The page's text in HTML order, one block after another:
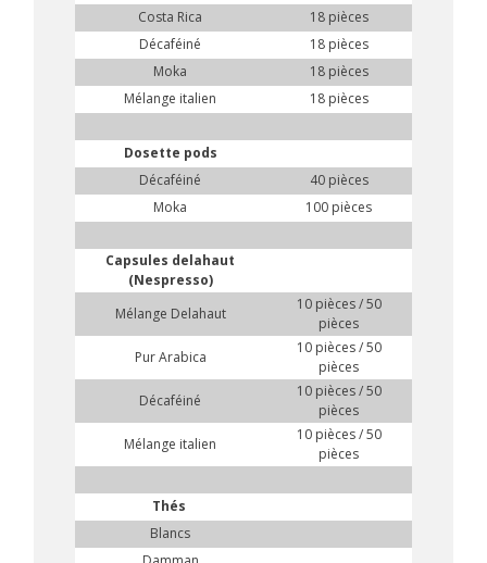
Costa Rica
18 pièces
Décaféiné
18 pièces
Moka
18 pièces
Mélange italien
18 pièces
Dosette pods
Décaféiné
40 pièces
Moka
100 pièces
Capsules delahaut
(Nespresso)
Mélange Delahaut
10 pièces / 50
pièces
Pur Arabica
10 pièces / 50
pièces
Décaféiné
10 pièces / 50
pièces
Mélange italien
10 pièces / 50
pièces
Thés
Blancs